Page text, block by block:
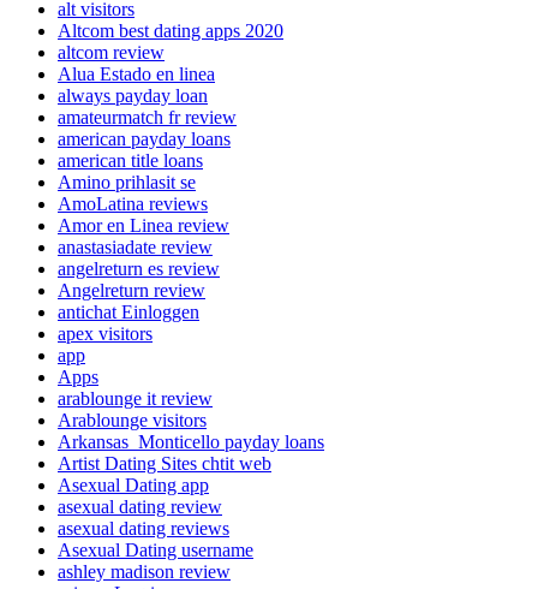
alt visitors
Altcom best dating apps 2020
altcom review
Alua Estado en linea
always payday loan
amateurmatch fr review
american payday loans
american title loans
Amino prihlasit se
AmoLatina reviews
Amor en Linea review
anastasiadate review
angelreturn es review
Angelreturn review
antichat Einloggen
apex visitors
app
Apps
arablounge it review
Arablounge visitors
Arkansas_Monticello payday loans
Artist Dating Sites chtit web
Asexual Dating app
asexual dating review
asexual dating reviews
Asexual Dating username
ashley madison review